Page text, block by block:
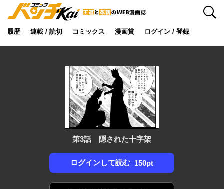
履歴 連載 / 読切 コミックス 漫画賞 ログイン / 登録
検索
第3話 隠された十字架
ログインして読む 150pt